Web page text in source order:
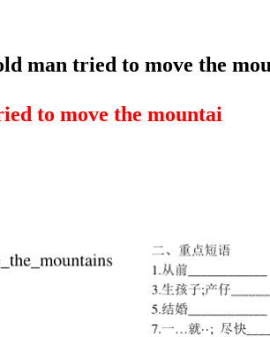
tried to move the
to move the mountai